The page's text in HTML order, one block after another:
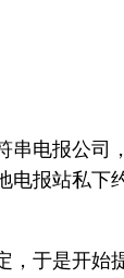
串电报公
电报站私
，于是开始